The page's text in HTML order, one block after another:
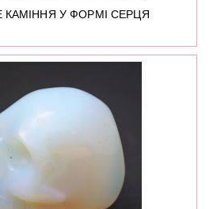
КАМІННЯ У ФОРМІ СЕРЦЯ